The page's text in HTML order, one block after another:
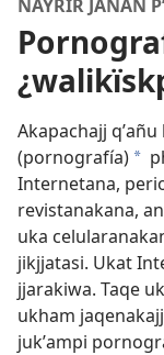
NAYRÏR JANAN
Akapachajj
(pornografía) a
Internetana,
revistanakana,
uka
jikjjatasi. Ukat
jjarakiwa. Taqe
ukham
jukʼampi